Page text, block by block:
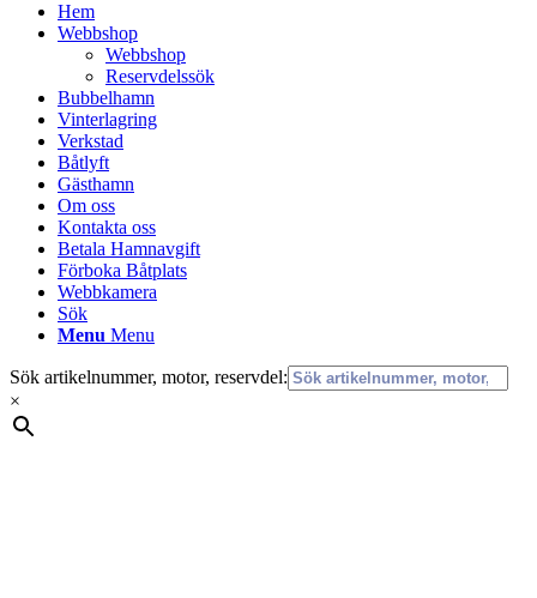
Hem
Webbshop
Webbshop
Reservdelssök
Bubbelhamn
Vinterlagring
Verkstad
Båtlyft
Gästhamn
Om oss
Kontakta oss
Betala Hamnavgift
Förboka Båtplats
Webbkamera
Sök
Menu Menu
Sök artikelnummer, motor, reservdel:
×